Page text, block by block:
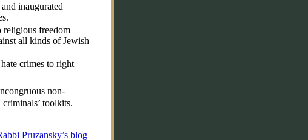
inaugurated
religious freedom
all kinds of Jewish
crimes to right
non-
toolkits.
Pruzansky’s blog